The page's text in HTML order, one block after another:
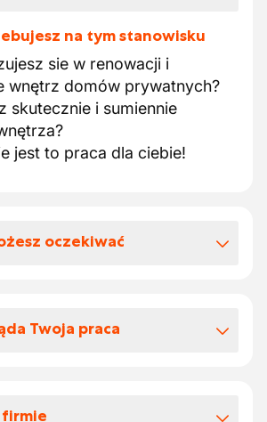
na tym stanowisku
sie w renowacji i
wnętrz domów prywatnych?
skutecznie i sumiennie
jest to praca dla ciebie!
oczekiwać
zatem stałą pracę w ramach
firmy i skorzystać z
Twoja praca